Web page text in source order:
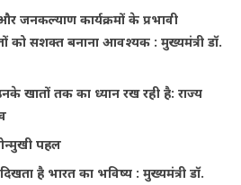
जनकल्याण कार्यक्रमों के प्रभावी
को सशक्त बनाना आवश्यक : मुख्यमंत्री डॉ.
खातों तक का ध्यान रख रही है: राज्य
पहल
है भारत का भविष्य : मुख्यमंत्री डॉ.